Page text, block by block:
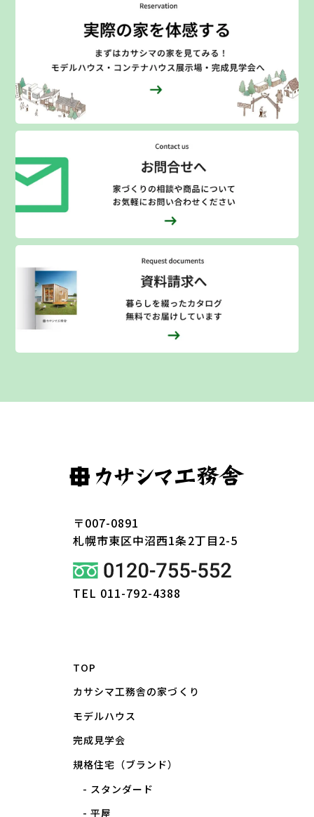
〒007-0891
札幌市東区中沼西1条2丁目2-5
TEL 011-792-4388
TOP
カサシマ工務舎の家づくり
モデルハウス
完成見学会
規格住宅（ブランド）
スタンダード
平屋